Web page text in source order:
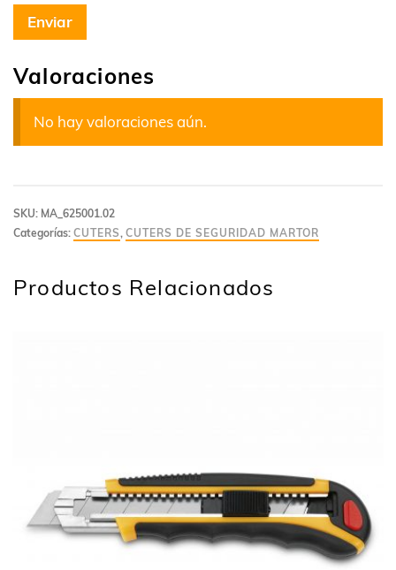
Valoraciones
No hay valoraciones aún.
SKU: MA_625001.02
Categorías: CUTERS , CUTERS DE SEGURIDAD MARTOR
Productos Relacionados